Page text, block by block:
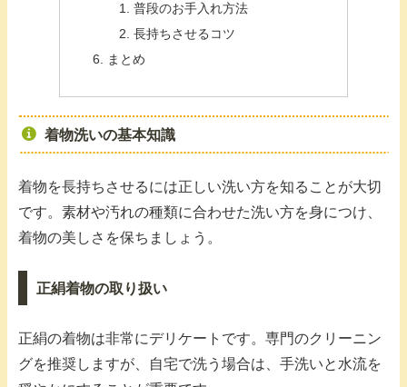
普段のお手入れ方法
長持ちさせるコツ
まとめ
着物洗いの基本知識
着物を長持ちさせるには正しい洗い方を知ることが大切
です。素材や汚れの種類に合わせた洗い方を身につけ、
着物の美しさを保ちましょう。
正絹着物の取り扱い
正絹の着物は非常にデリケートです。専門のクリーニン
グを推奨しますが、自宅で洗う場合は、手洗いと水流を